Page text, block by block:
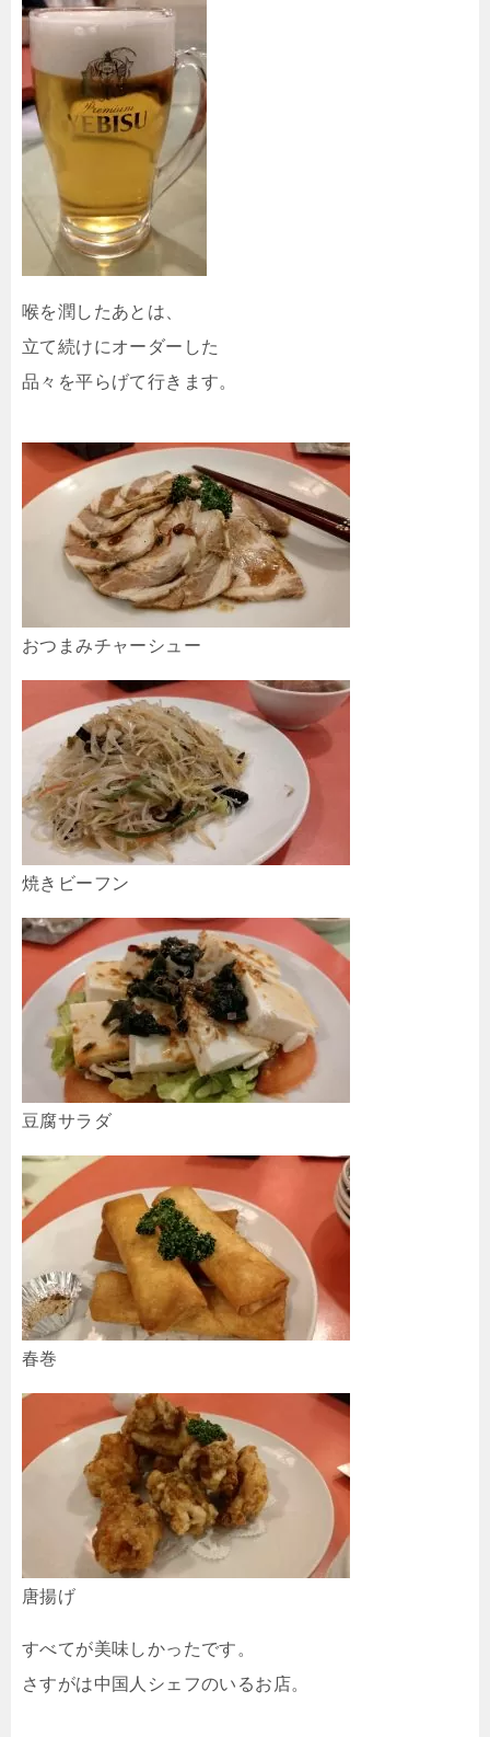
喉を潤したあとは、
立て続けにオーダーした
品々を平らげて行きます。
おつまみチャーシュー
焼きビーフン
豆腐サラダ
春巻
唐揚げ
すべてが美味しかったです。
さすがは中国人シェフのいるお店。